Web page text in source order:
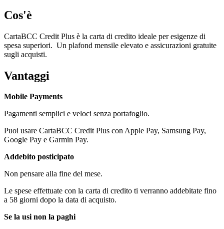
Cos'è
CartaBCC Credit Plus è la carta di credito ideale per esigenze di
spesa superiori. Un plafond mensile elevato e assicurazioni gratuite
sugli acquisti.
Vantaggi
Mobile Payments
Pagamenti semplici e veloci senza portafoglio.
Puoi usare CartaBCC Credit Plus con Apple Pay, Samsung Pay,
Google Pay e Garmin Pay.
Addebito posticipato
Non pensare alla fine del mese.
Le spese effettuate con la carta di credito ti verranno addebitate fino
a 58 giorni dopo la data di acquisto.
Se la usi non la paghi